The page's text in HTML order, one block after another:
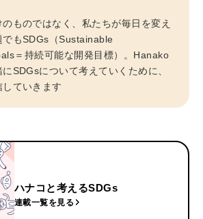
ものではなく、私たちが毎日を変え
でもSDGs（Sustainable
＝持続可能な開発目標）。Hanako
SDGsについて考えていくために、
ていきます
ハナコと考えるSDGs
連載一覧を見る